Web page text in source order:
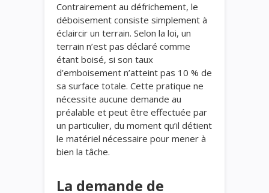
Contrairement au défrichement, le
déboisement consiste simplement à
éclaircir un terrain. Selon la loi, un
terrain n’est pas déclaré comme
étant boisé, si son taux
d’emboisement n’atteint pas 10 % de
sa surface totale. Cette pratique ne
nécessite aucune demande au
préalable et peut être effectuée par
un particulier, du moment qu’il détient
le matériel nécessaire pour mener à
bien la tâche.
La demande de